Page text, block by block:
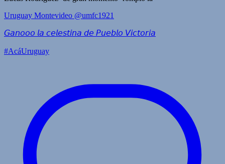
Uruguay Montevideo @umfc1921
𝘎𝘢𝘯𝘰𝘰𝘰 𝘭𝘢 𝘤𝘦𝘭𝘦𝘴𝘵𝘪𝘯𝘢 𝘥𝘦 𝘗𝘶𝘦𝘣𝘭𝘰 𝘝𝘪𝘤𝘵𝘰𝘳𝘪𝘢
#AcáUruguay